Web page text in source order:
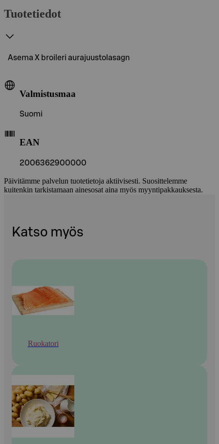
Tuotetiedot
Asema X broileri aurajuustolasagn
Valmistusmaa
Suomi
EAN
2006362900000
Päivitämme palvelun tuotetietoja aktiivisesti. Suosittelemme
kuitenkin tarkistamaan ainesosat aina myös myyntipakkauksesta.
Katso myös
Ruokatori